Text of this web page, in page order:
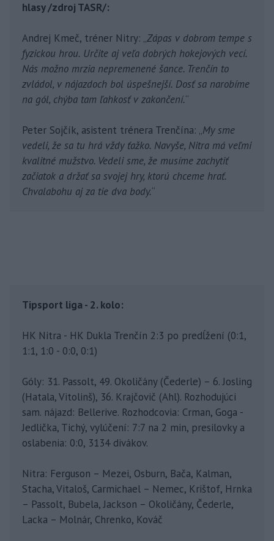
hlasy /zdroj TASR/:
Andrej Kmeč, tréner Nitry: „Zápas v dobrom tempe s
fyzickou hrou. Určite aj veľa dobrých hokejových vecí.
Nás možno mrzia nepremenené šance. Trenčín to
zvládol, v nájazdoch bol úspešnejší. Dosť sa narobíme
na gól, chýba tam ľahkosť v zakončení.“
Peter Sojčík, asistent trénera Trenčína: „My sme
vedeli, že sa tu hrá vždy ťažko. Navyše, Nitra má veľmi
kvalitné mužstvo. Vedeli sme, že musíme zachytiť
začiatok a držať sa svojej hry, ktorú chceme hrať.
Chvalabohu aj za tie dva body.“
Tipsport liga - 2. kolo:
HK Nitra - HK Dukla Trenčín 2:3 po predĺžení (0:1,
1:1, 1:0 - 0:0, 0:1)
Góly: 31. Passolt, 49. Okoličány (Čederle) – 6. Josling
(Hatala, Vitolinš), 36. Krajčovič (Ahl). Rozhodujúci
sam. nájazd: Bellerive. Rozhodcovia: Crman, Goga -
Jedlička, Tichý, vylúčení: 7:7 na 2 min, presilovky a
oslabenia: 0:0, 3134 divákov.
Nitra: Ferguson – Mezei, Osburn, Bača, Kalman,
Stacha, Vitaloš, Carmichael – Nemec, Krištof, Hrnka
– Passolt, Bubela, Jackson – Okoličány, Čederle,
Lacka – Molnár, Chrenko, Kováč